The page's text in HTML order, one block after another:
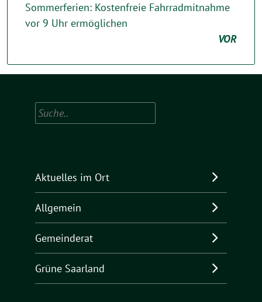
Sommerferien: Kostenfreie Fahrradmitnahme
vor 9 Uhr ermöglichen
VOR
Suchen
Aktuelles im Ort
Allgemein
Gemeinderat
Grüne Saarland